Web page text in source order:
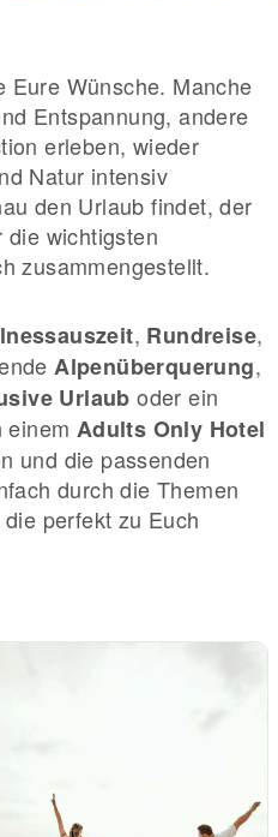
Eure Wünsche. Manche
Entspannung, andere
erleben, wieder
Natur intensiv
den Urlaub findet, der
die wichtigsten
zusammengestellt.
, Rundreise,
Alpenüberquerung,
Urlaub oder ein
einem Adults Only Hotel
und die passenden
durch die Themen
perfekt zu Euch